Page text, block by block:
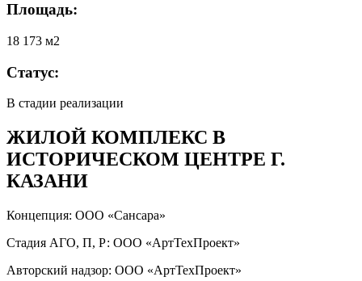
Площадь:
18 173 м2
Статус:
В стадии реализации
ЖИЛОЙ КОМПЛЕКС В
ИСТОРИЧЕСКОМ ЦЕНТРЕ Г.
КАЗАНИ
Концепция: ООО «Сансара»
Стадия АГО, П, Р: ООО «АртТехПроект»
Авторский надзор: ООО «АртТехПроект»